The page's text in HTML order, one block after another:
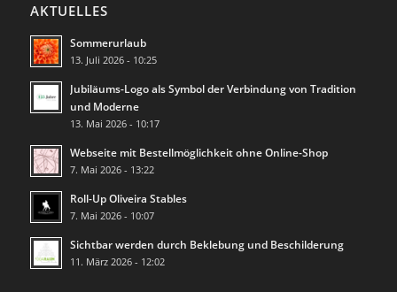
AKTUELLES
Sommerurlaub
13. Juli 2026 - 10:25
Jubiläums-Logo als Symbol der Verbindung von Tradition
und Moderne
13. Mai 2026 - 10:17
Webseite mit Bestellmöglichkeit ohne Online-Shop
7. Mai 2026 - 13:22
Roll-Up Oliveira Stables
7. Mai 2026 - 10:07
Sichtbar werden durch Beklebung und Beschilderung
11. März 2026 - 12:02